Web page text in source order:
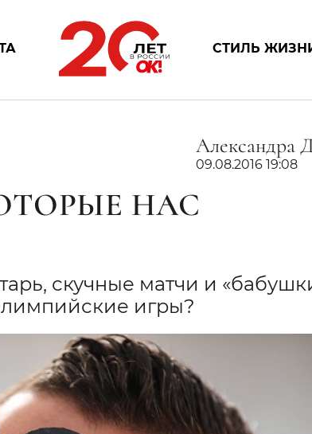
СТИЛЬ
Александра
09.08.2016 19:08
НАС
скучные матчи и
игры?